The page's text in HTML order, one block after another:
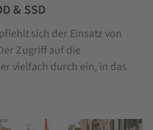
& SSD
sich der Einsatz von
Zugriff auf die
vielfach durch ein, in das